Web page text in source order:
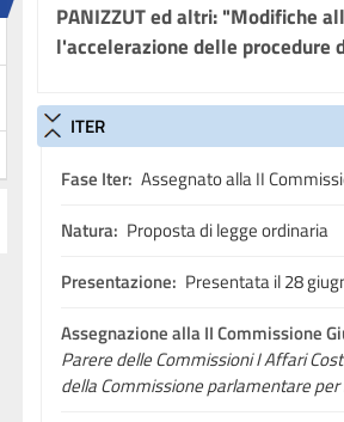
PANIZZUT ed altri: "Modifiche
l'accelerazione delle procedure
ITER
Fase Iter: Assegnato alla II
Natura: Proposta di legge ordinaria
Presentazione: Presentata il 28
Assegnazionealla II Commissione
Parere delle Commissioni I Affari
della Commissione parlamentare